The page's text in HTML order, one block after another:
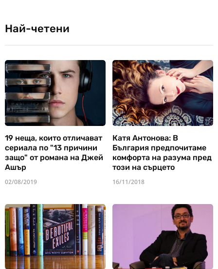
Най-четени
19 неща, които отличават
сериала по "13 причини
защо" от романа на Джей
Ашър
02/08/2019
Катя Антонова: В
България предпочитаме
комфорта на разума пред
този на сърцето
16/11/2018